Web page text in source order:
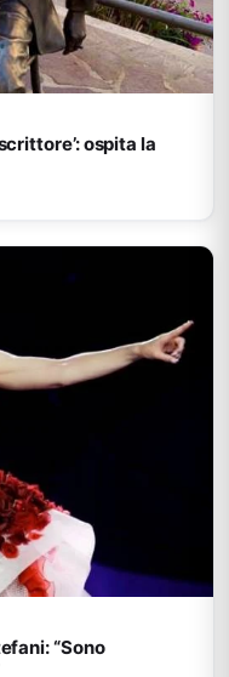
ospita la
“Sono